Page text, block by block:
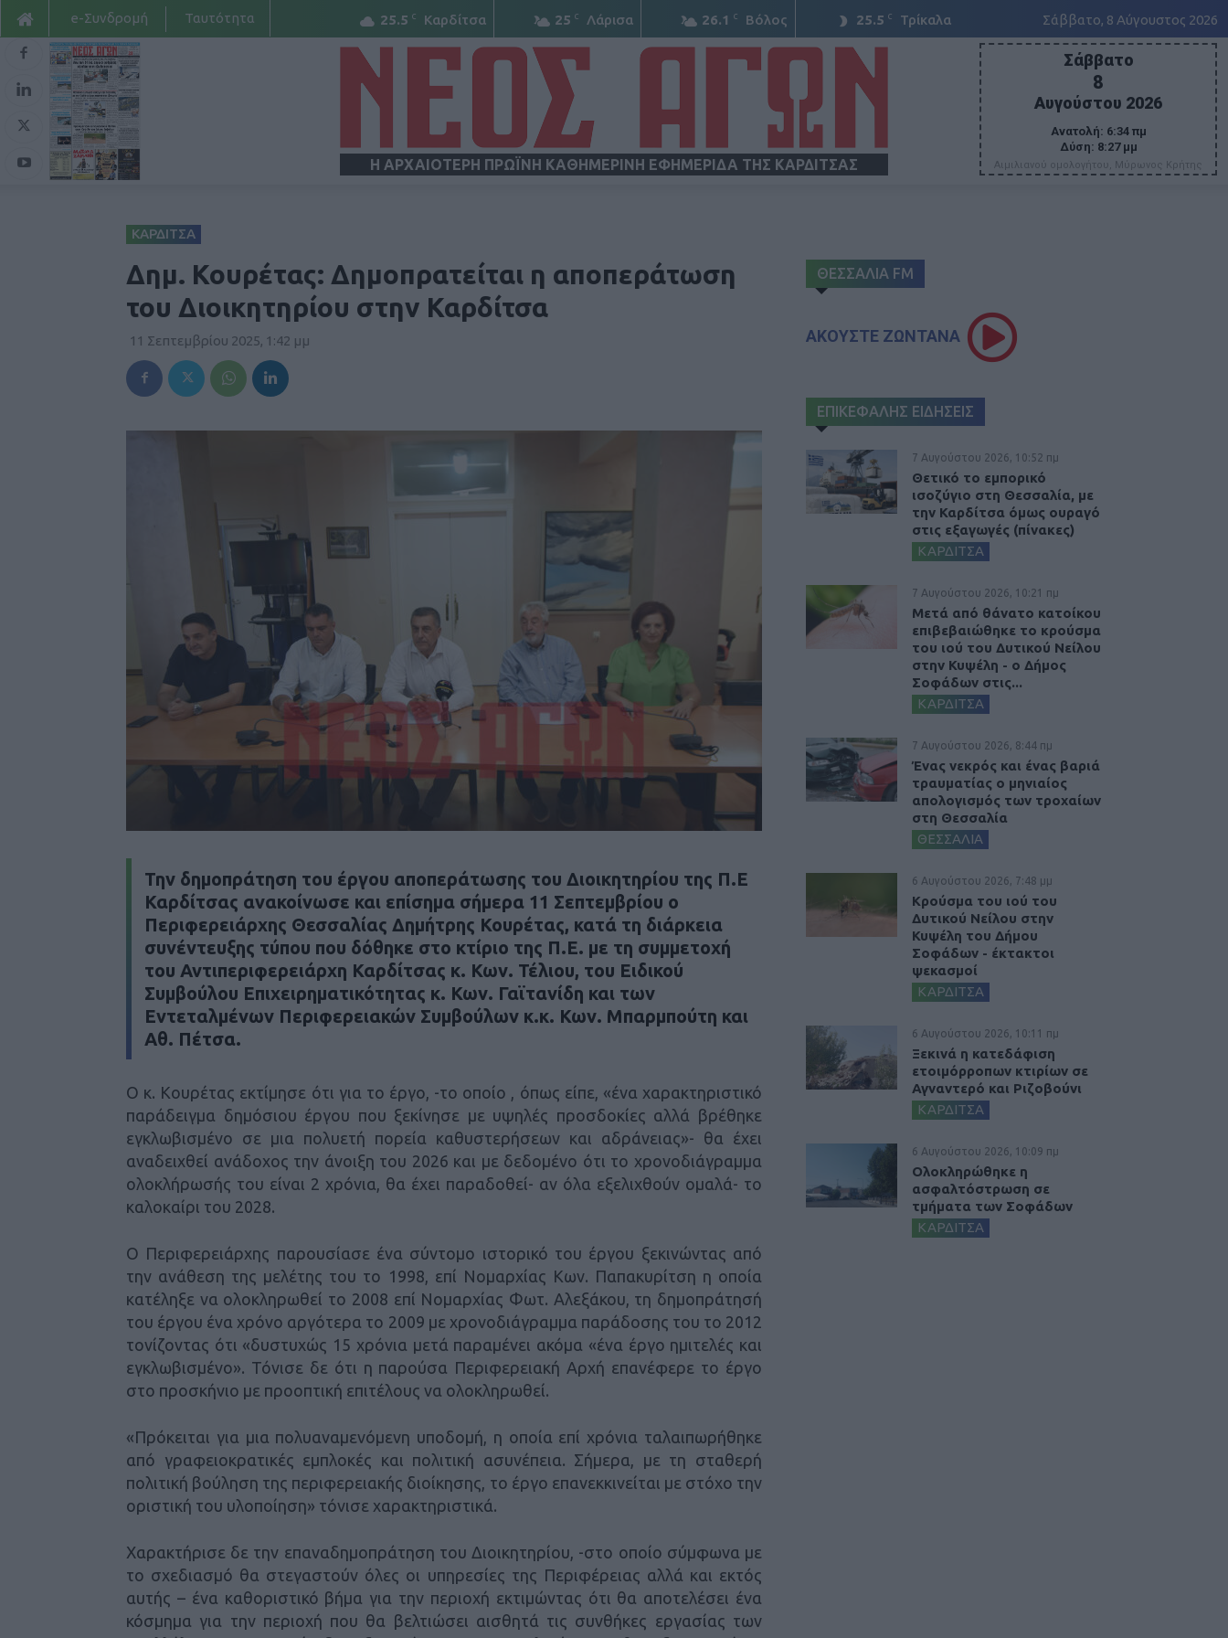
25.5 C Καρδίτσα 25 C Λάρισα 26.1 C Βόλος 25.5 C Τρίκαλα Σάββατο, 8 Αύγουστος 2026
e-Συνδρομή Ταυτότητα
Η ΑΡΧΑΙΟΤΕΡΗ ΠΡΩΪΝΗ ΚΑΘΗΜΕΡΙΝΗ ΕΦΗΜΕΡΙΔΑ ΤΗΣ ΚΑΡΔΙΤΣΑΣ
Σάββατο
8
Αυγούστου 2026
Ανατολή: 6:34 πμ
Δύση: 8:27 μμ
Αιμιλιανού ομολογήτου, Μύρωνος Κρήτης
ΚΑΡΔΙΤΣΑ
Δημ. Κουρέτας: Δημοπρατείται η αποπεράτωση
του Διοικητηρίου στην Καρδίτσα
11 Σεπτεμβρίου 2025, 1:42 μμ
Την δημοπράτηση του έργου αποπεράτωσης του Διοικητηρίου της Π.Ε
Καρδίτσας ανακοίνωσε και επίσημα σήμερα 11 Σεπτεμβρίου ο
Περιφερειάρχης Θεσσαλίας Δημήτρης Κουρέτας, κατά τη διάρκεια
συνέντευξης τύπου που δόθηκε στο κτίριο της Π.Ε. με τη συμμετοχή
του Αντιπεριφερειάρχη Καρδίτσας κ. Κων. Τέλιου, του Ειδικού
Συμβούλου Επιχειρηματικότητας κ. Κων. Γαϊτανίδη και των
Εντεταλμένων Περιφερειακών Συμβούλων κ.κ. Κων. Μπαρμπούτη και
Αθ. Πέτσα.
Ο κ. Κουρέτας εκτίμησε ότι για το έργο, -το οποίο , όπως είπε, «ένα χαρακτηριστικό
παράδειγμα δημόσιου έργου που ξεκίνησε με υψηλές προσδοκίες αλλά βρέθηκε
εγκλωβισμένο σε μια πολυετή πορεία καθυστερήσεων και αδράνειας»- θα έχει
αναδειχθεί ανάδοχος την άνοιξη του 2026 και με δεδομένο ότι το χρονοδιάγραμμα
ολοκλήρωσής του είναι 2 χρόνια, θα έχει παραδοθεί- αν όλα εξελιχθούν ομαλά- το
καλοκαίρι του 2028.
Ο Περιφερειάρχης παρουσίασε ένα σύντομο ιστορικό του έργου ξεκινώντας από
την ανάθεση της μελέτης του το 1998, επί Νομαρχίας Κων. Παπακυρίτση η οποία
κατέληξε να ολοκληρωθεί το 2008 επί Νομαρχίας Φωτ. Αλεξάκου, τη δημοπράτησή
του έργου ένα χρόνο αργότερα το 2009 με χρονοδιάγραμμα παράδοσης του το 2012
τονίζοντας ότι «δυστυχώς 15 χρόνια μετά παραμένει ακόμα «ένα έργο ημιτελές και
εγκλωβισμένο». Τόνισε δε ότι η παρούσα Περιφερειακή Αρχή επανέφερε το έργο
στο προσκήνιο με προοπτική επιτέλους να ολοκληρωθεί.
«Πρόκειται για μια πολυαναμενόμενη υποδομή, η οποία επί χρόνια ταλαιπωρήθηκε
από γραφειοκρατικές εμπλοκές και πολιτική ασυνέπεια. Σήμερα, με τη σταθερή
πολιτική βούληση της περιφερειακής διοίκησης, το έργο επανεκκινείται με στόχο την
οριστική του υλοποίηση» τόνισε χαρακτηριστικά.
Χαρακτήρισε δε την επαναδημοπράτηση του Διοικητηρίου, -στο οποίο σύμφωνα με
το σχεδιασμό θα στεγαστούν όλες οι υπηρεσίες της Περιφέρειας αλλά και εκτός
αυτής – ένα καθοριστικό βήμα για την περιοχή εκτιμώντας ότι θα αποτελέσει ένα
κόσμημα για την περιοχή που θα βελτιώσει αισθητά τις συνθήκες εργασίας των
ΘΕΣΣΑΛΙΑ FM
ΑΚΟΥΣΤΕ ΖΩΝΤΑΝΑ
ΕΠΙΚΕΦΑΛΗΣ ΕΙΔΗΣΕΙΣ
7 Αυγούστου 2026, 10:52 πμ
Θετικό το εμπορικό
ισοζύγιο στη Θεσσαλία, με
την Καρδίτσα όμως ουραγό
στις εξαγωγές (πίνακες)
ΚΑΡΔΙΤΣΑ
7 Αυγούστου 2026, 10:21 πμ
Μετά από θάνατο κατοίκου
επιβεβαιώθηκε το κρούσμα
του ιού του Δυτικού Νείλου
στην Κυψέλη - ο Δήμος
Σοφάδων στις...
ΚΑΡΔΙΤΣΑ
7 Αυγούστου 2026, 8:44 πμ
Ένας νεκρός και ένας βαριά
τραυματίας ο μηνιαίος
απολογισμός των τροχαίων
στη Θεσσαλία
ΘΕΣΣΑΛΙΑ
6 Αυγούστου 2026, 7:48 μμ
Κρούσμα του ιού του
Δυτικού Νείλου στην
Κυψέλη του Δήμου
Σοφάδων - έκτακτοι
ψεκασμοί
ΚΑΡΔΙΤΣΑ
6 Αυγούστου 2026, 10:11 πμ
Ξεκινά η κατεδάφιση
ετοιμόρροπων κτιρίων σε
Αγναντερό και Ριζοβούνι
ΚΑΡΔΙΤΣΑ
6 Αυγούστου 2026, 10:09 πμ
Ολοκληρώθηκε η
ασφαλτόστρωση σε
τμήματα των Σοφάδων
ΚΑΡΔΙΤΣΑ